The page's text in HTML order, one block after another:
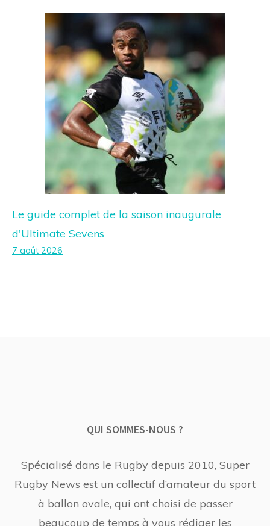
Le guide complet de la saison inaugurale
d'Ultimate Sevens
7 août 2026
QUI SOMMES-NOUS ?
Spécialisé dans le Rugby depuis 2010, Super
Rugby News est un collectif d’amateur du sport
à ballon ovale, qui ont choisi de passer
beaucoup de temps à vous rédiger les